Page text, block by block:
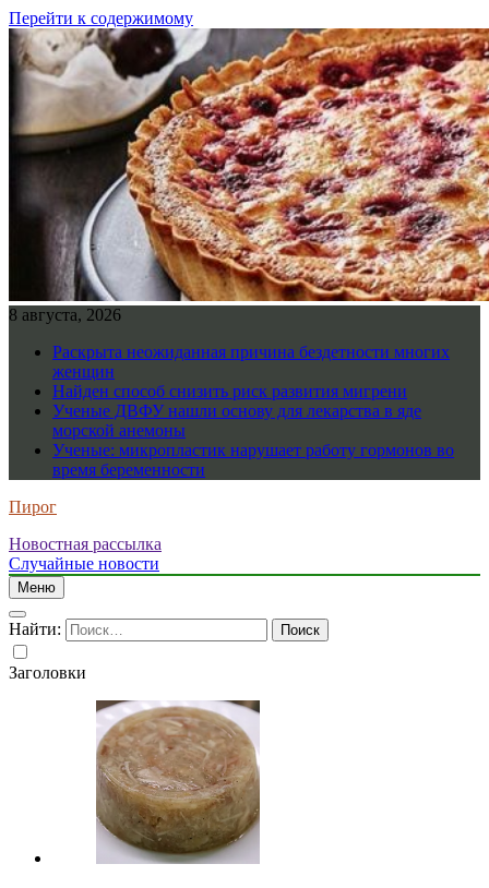
Перейти к содержимому
8 августа, 2026
Раскрыта неожиданная причина бездетности многих
женщин
Найден способ снизить риск развития мигрени
Ученые ДВФУ нашли основу для лекарства в яде
морской анемоны
Ученые: микропластик нарушает работу гормонов во
время беременности
Пирог
Новостная рассылка
Случайные новости
Меню
Найти:
Заголовки